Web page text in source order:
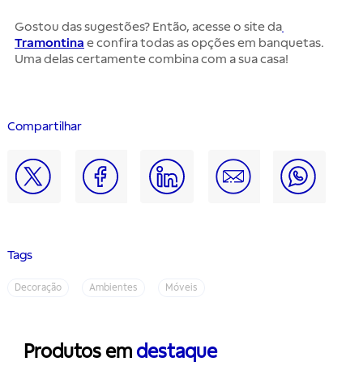
Compartilhar
Tags
Decoração Ambientes Móveis
Gostou das sugestões? Então, acesse o site da
Tramontina e confira todas as opções em banquetas.
Uma delas certamente combina com a sua casa!
Produtos em destaque